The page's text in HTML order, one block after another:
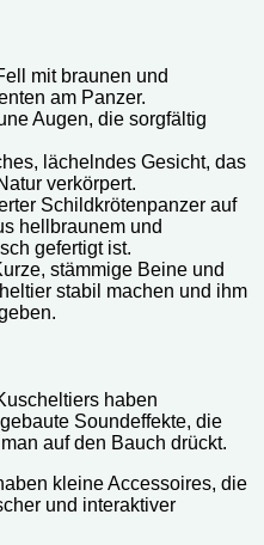
mit braunen und
am Panzer.
Augen, die sorgfältig
lächelndes Gesicht, das
verkörpert.
Schildkrötenpanzer auf
hellbraunem und
gefertigt ist.
stämmige Beine und
stabil machen und ihm
haben
Soundeffekte, die
auf den Bauch drückt.
kleine Accessoires, die
und interaktiver